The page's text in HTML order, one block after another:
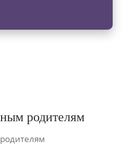
родителям